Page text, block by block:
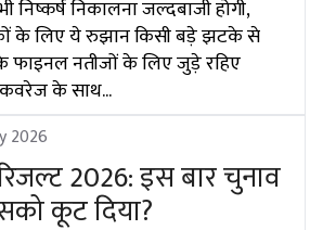
निष्कर्ष निकालना जल्दबाजी होगी,
के लिए ये रुझान किसी बड़े झटके से
फाइनल नतीजों के लिए जुड़े रहिए
के साथ...
2026
2026: इस बार चुनाव
कूट दिया?